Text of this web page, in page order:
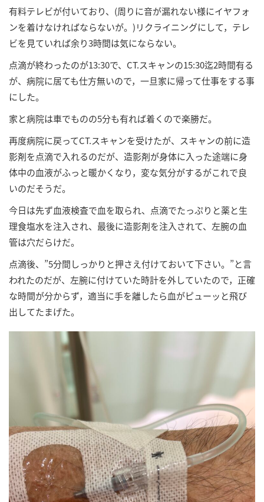
有料テレビが付いており、(周りに音が漏れない様にイヤフォ
ンを着けなければならないが。)リクライニングにして，テレ
ビを見ていれば余り3時間は気にならない。
点滴が終わったのが13:30で、CT.スキャンの15:30迄2時間有る
が、病院に居ても仕方無いので，一旦家に帰って仕事をする事
にした。
家と病院は車でものの5分も有れば着くので楽勝だ。
再度病院に戻ってCT.スキャンを受けたが、スキャンの前に造
影剤を点滴で入れるのだが、造影剤が身体に入った途端に身
体中の血液がふっと暖かくなり，変な気分がするがこれで良
いのだそうだ。
今日は先ず血液検査で血を取られ、点滴でたっぷりと薬と生
理食塩水を注入され、最後に造影剤を注入されて、左腕の血
管は穴だらけだ。
点滴後、”5分間しっかりと押さえ付けておいて下さい。”と言
われたのだが、左腕に付けていた時計を外していたので，正確
な時間が分からず，適当に手を離したら血がピューッと飛び
出してたまげた。